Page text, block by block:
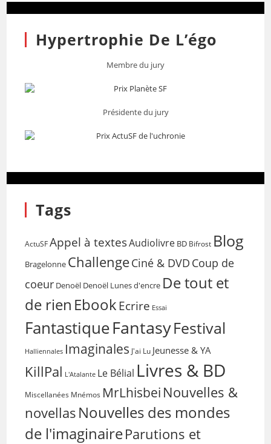
Hypertrophie De L’égo
Membre du jury
Présidente du jury
Tags
ActuSF Appel à textesAudiolivre BD Bifrost Blog
Bragelonne ChallengeCiné & DVD Coup de
coeur Denoël Denoël Lunes d'encre De tout et
de rien EbookEcrire Essai
FantastiqueFantasyFestival
Halliennales Imaginales J'ai Lu Jeunesse & YA
KillPal L'Atalante Le Bélial Livres & BD
Miscellanées Mnémos MrLhisbei Nouvelles &
novellas Nouvelles des mondes
de l'imaginaireParutions et